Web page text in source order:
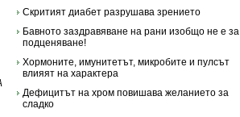
Скритият диабет разрушава зрението
Бавното заздравяване на рани изобщо не е за
подценяване!
Хормоните, имунитетът, микробите и пулсът
влияят на характера
Дефицитът на хром повишава желанието за
сладко